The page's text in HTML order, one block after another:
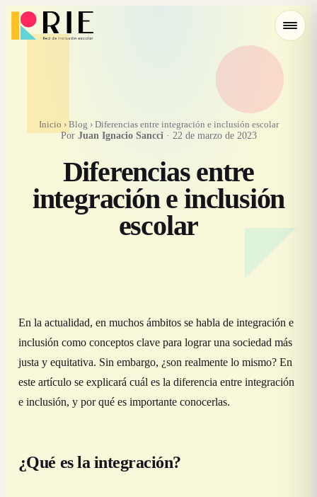
Inicio › Blog › Diferencias entre integración e inclusión escolar
Por Juan Ignacio Sancci· 22 de marzo de 2023
Diferencias entre
integración e inclusión
escolar
En la actualidad, en muchos ámbitos se habla de integración e
inclusión como conceptos clave para lograr una sociedad más
justa y equitativa. Sin embargo, ¿son realmente lo mismo? En
este artículo se explicará cuál es la diferencia entre integración
e inclusión, y por qué es importante conocerlas.
¿Qué es la integración?